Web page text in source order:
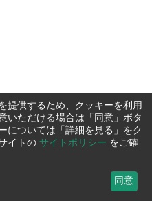
提供するため、クッキーを利用
いただける場合は「同意」ボタ
については「詳細を見る」をク
イトの サイトポリシー をご確
同意